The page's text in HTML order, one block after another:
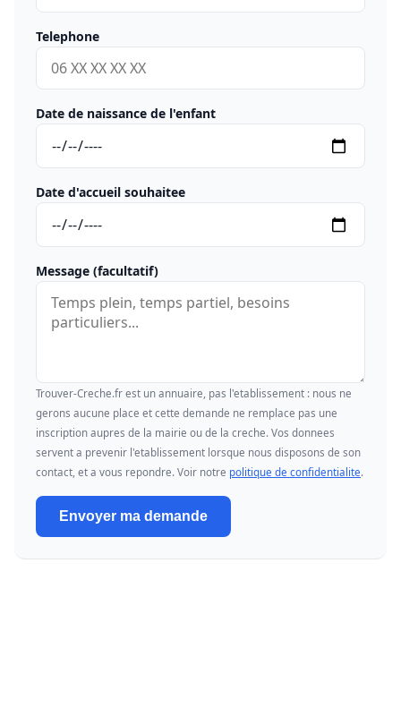
Telephone
Date de naissance de l'enfant
Date d'accueil souhaitee
Message (facultatif)
Trouver-Creche.fr est un annuaire, pas l'etablissement : nous ne
gerons aucune place et cette demande ne remplace pas une
inscription aupres de la mairie ou de la creche. Vos donnees
servent a prevenir l'etablissement lorsque nous disposons de son
contact, et a vous repondre. Voir notre politique de confidentialite.
Envoyer ma demande